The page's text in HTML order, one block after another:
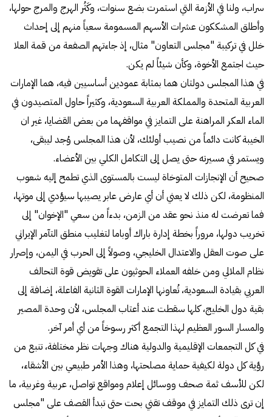
سراب، ولنا في الأزمة التي استمرت بضع سنوات، وكَثُر الهرج والمرج حولها،
وأطلق المشككون عشرات الأسهم المسمومة سعياً منهم إلى إحداث
خلل في تركيبة "مجلس التعاون" مثال، إذ جاءتهم الصفعة من قمة العلا
حيث اجتمع الأخوة، وكأن شيئاً لم يكن.
في هذا المجلس دولتان هما بمثابة عمودين أساسيين فيه، هما الإمارات
العربية المتحدة والمملكة العربية السعودية، وكثيراً حاول المتصيدون في
الماء العكر المراهنة على التمايز في مواقفهما من بعض القضايا، غير ان
الخيبة كانت دائماً من نصيب أولئك، لأن هذا المجلس وُجد ليبقى،
ويستمر في مسيرته حتى يصل إلى التكامل الكلي بين الأعضاء.
صحيح أن الإنجازات المتوخاة ليست بالمستوى الذي تطمح إليه شعوب
المنظومة، لكن ذلك لا يعني أن أي عارض عابر يصيبها سيؤدي إلى موتها،
فما تعرضت له منذ نحو عقد من الزمن، بدءاً من سعي "الإخوان" إلى
تخريب دولها، مروراً بخطة إدارة باراك أوباما لتغليب منطق التآمر الإيراني
على صوت العقل والاعتدال الخليجي، وصولاً إلى الحرب في اليمن، وإصرار
نظام الملالي ومن خلفه العملاء الحوثيون على تقويض قوة التحالف
العربي بقيادة السعودية، تُعاونها الإمارات القوة الثانية الفاعلة، إضافة إلى
بقية دول الخليج، كلها سقطت عند أعتاب المجلس، لأن وحدة المصير
والمسار السور العظيم لهذا التجمع أكثر رسوخاً من أي أمر آخر.
في كل التجمعات الإقليمية والدولية هناك وجهات نظر مختلفة، تنبع من
رؤية كل دولة لكيفية حماية مصلحتها، وهذا الأمر طبيعي بين الأشقاء،
لكن للأسف ثمة صحف ووسائل إعلام ومواقع تواصل، عربية وغربية، ما
إن ترى ذلك التمايز في موقف تقني بحت حتى تبدأ القصف على "مجلس